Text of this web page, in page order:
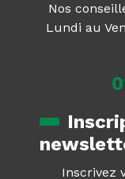
Nos
Lundi au
Inscrivez